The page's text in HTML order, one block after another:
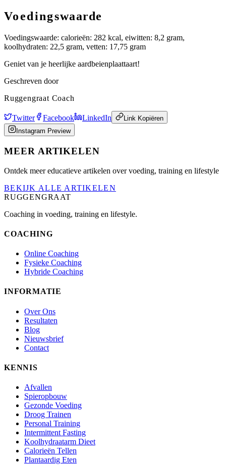
Voedingswaarde
Voedingswaarde: calorieën: 282 kcal, eiwitten: 8,2 gram,
koolhydraten: 22,5 gram, vetten: 17,75 gram
Geniet van je heerlijke aardbeienplaattaart!
Geschreven door
Ruggengraat Coach
Twitter Facebook LinkedIn
Link Kopiëren
Instagram Preview
MEER ARTIKELEN
Ontdek meer educatieve artikelen over voeding, training en lifestyle
BEKIJK ALLE ARTIKELEN
RUGGENGRAAT
Coaching in voeding, training en lifestyle.
COACHING
Online Coaching
Fysieke Coaching
Hybride Coaching
INFORMATIE
Over Ons
Resultaten
Blog
Nieuwsbrief
Contact
KENNIS
Afvallen
Spieropbouw
Gezonde Voeding
Droog Trainen
Personal Training
Intermittent Fasting
Koolhydraatarm Dieet
Calorieën Tellen
Plantaardig Eten